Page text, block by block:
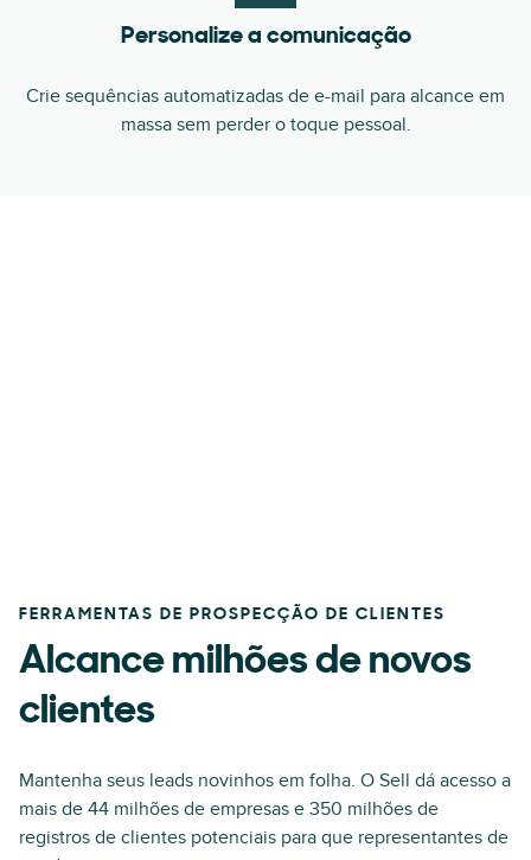
Personalize a comunicação
Crie sequências automatizadas de e-mail para alcance em
massa sem perder o toque pessoal.
FERRAMENTAS DE PROSPECÇÃO DE CLIENTES
Alcance milhões de novos
clientes
Mantenha seus leads novinhos em folha. O Sell dá acesso a
mais de 44 milhões de empresas e 350 milhões de
registros de clientes potenciais para que representantes de